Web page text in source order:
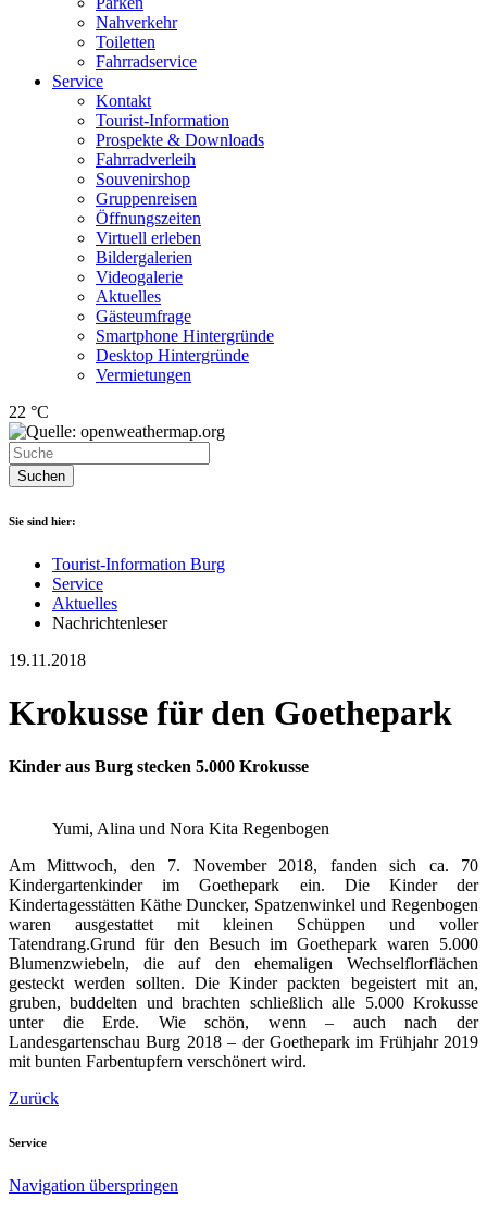
Nahverkehr
Toiletten
Fahrradservice
Service
Kontakt
Tourist-Information
Prospekte & Downloads
Fahrradverleih
Souvenirshop
Gruppenreisen
Öffnungszeiten
Virtuell erleben
Bildergalerien
Videogalerie
Aktuelles
Gästeumfrage
Smartphone Hintergründe
Desktop Hintergründe
Vermietungen
22 °C
Suchen
Sie sind hier:
Tourist-Information Burg
Service
Aktuelles
Nachrichtenleser
19.11.2018
Krokusse für den Goethepark
Kinder aus Burg stecken 5.000 Krokusse
Yumi, Alina und Nora Kita Regenbogen
Am Mittwoch, den 7. November 2018, fanden sich ca. 70
Kindergartenkinder im Goethepark ein. Die Kinder der
Kindertagesstätten Käthe Duncker, Spatzenwinkel und Regenbogen
waren ausgestattet mit kleinen Schüppen und voller
Tatendrang.Grund für den Besuch im Goethepark waren 5.000
Blumenzwiebeln, die auf den ehemaligen Wechselflorflächen
gesteckt werden sollten. Die Kinder packten begeistert mit an,
gruben, buddelten und brachten schließlich alle 5.000 Krokusse
unter die Erde. Wie schön, wenn – auch nach der
Landesgartenschau Burg 2018 – der Goethepark im Frühjahr 2019
mit bunten Farbentupfern verschönert wird.
Zurück
Service
Navigation überspringen